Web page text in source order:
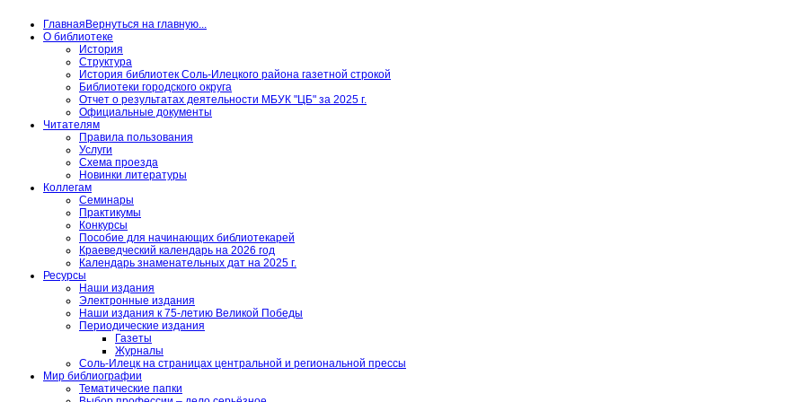
Главная Вернуться на главную...
О библиотеке
История
Структура
История библиотек Соль-Илецкого района газетной строкой
Библиотеки городского округа
Отчет о результатах деятельности МБУК "ЦБ" за 2025 г.
Официальные документы
Читателям
Правила пользования
Услуги
Схема проезда
Новинки литературы
Коллегам
Семинары
Практикумы
Конкурсы
Пособие для начинающих библиотекарей
Краеведческий календарь на 2026 год
Календарь знаменательных дат на 2025 г.
Ресурсы
Наши издания
Электронные издания
Наши издания к 75-летию Великой Победы
Периодические издания
Газеты
Журналы
Соль-Илецк на страницах центральной и региональной прессы
Мир библиографии
Тематические папки